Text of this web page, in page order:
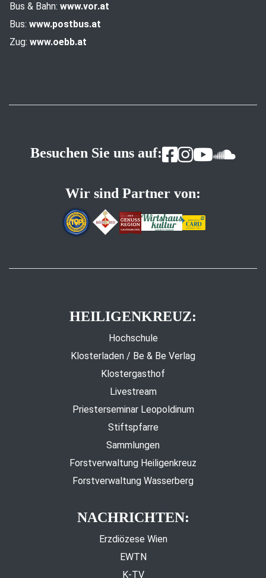
Bus & Bahn: www.vor.at
Bus: www.postbus.at
Zug: www.oebb.at
Besuchen Sie uns auf:
Wir sind Partner von:
HEILIGENKREUZ:
Hochschule
Klosterladen / Be & Be Verlag
Klostergasthof
Livestream
Priesterseminar Leopoldinum
Stiftspfarre
Sammlungen
Forstverwaltung Heiligenkreuz
Forstverwaltung Wasserberg
NACHRICHTEN:
Erzdiözese Wien
EWTN
K-TV